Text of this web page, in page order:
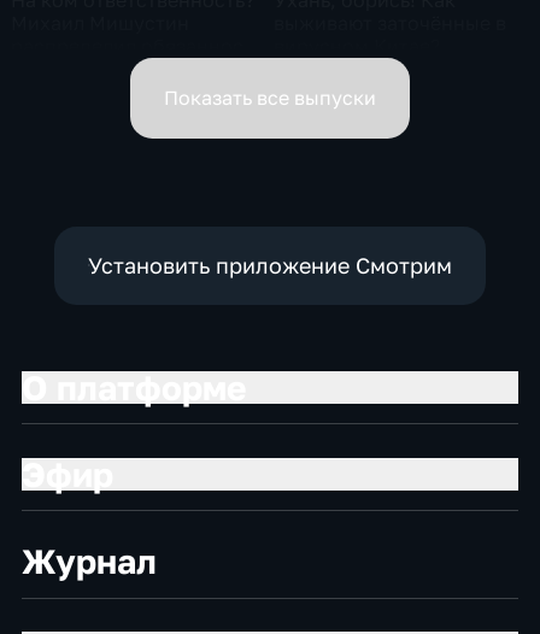
вице-премьеров
Показать все выпуски
Установить приложение Смотрим
Журнал